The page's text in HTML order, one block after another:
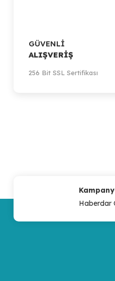
GÜVENLİ
ALIŞVERİŞ
256 Bit SSL Sertifikası
Haberdar